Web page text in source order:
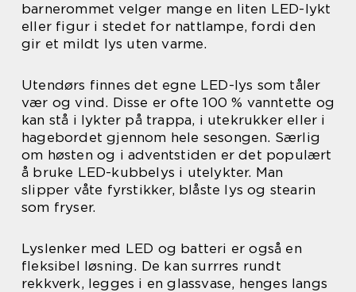
barnerommet velger mange en liten LED-lykt
eller figur i stedet for nattlampe, fordi den
gir et mildt lys uten varme.
Utendørs finnes det egne LED-lys som tåler
vær og vind. Disse er ofte 100 % vanntette og
kan stå i lykter på trappa, i utekrukker eller i
hagebordet gjennom hele sesongen. Særlig
om høsten og i adventstiden er det populært
å bruke LED-kubbelys i utelykter. Man
slipper våte fyrstikker, blåste lys og stearin
som fryser.
Lyslenker med LED og batteri er også en
fleksibel løsning. De kan surrres rundt
rekkverk, legges i en glassvase, henges langs